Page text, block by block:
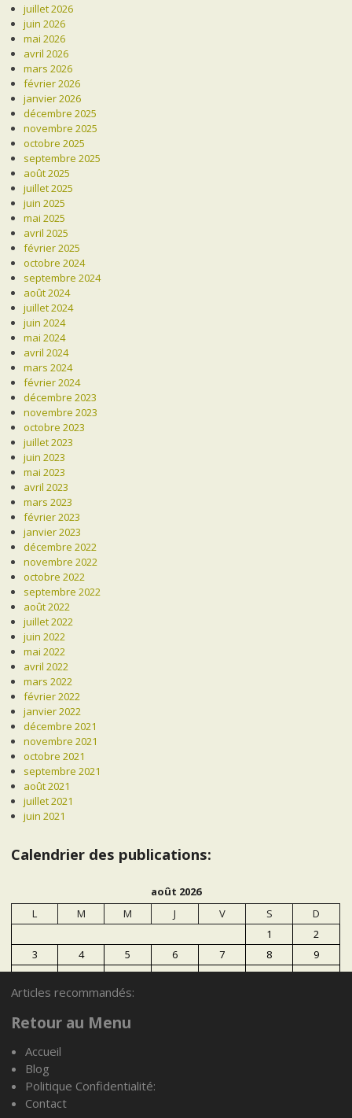
juillet 2026
juin 2026
mai 2026
avril 2026
mars 2026
février 2026
janvier 2026
décembre 2025
novembre 2025
octobre 2025
septembre 2025
août 2025
juillet 2025
juin 2025
mai 2025
avril 2025
février 2025
octobre 2024
septembre 2024
août 2024
juillet 2024
juin 2024
mai 2024
avril 2024
mars 2024
février 2024
décembre 2023
novembre 2023
octobre 2023
juillet 2023
juin 2023
mai 2023
avril 2023
mars 2023
février 2023
janvier 2023
décembre 2022
novembre 2022
octobre 2022
septembre 2022
août 2022
juillet 2022
juin 2022
mai 2022
avril 2022
mars 2022
février 2022
janvier 2022
décembre 2021
novembre 2021
octobre 2021
septembre 2021
août 2021
juillet 2021
juin 2021
Calendrier des publications:
août 2026
L
M M J V S
D
1
2
3
4 5 6 7 8
9
10
11 12 13 14 15
16
17
18 19
24
Articles recommandés:
Articles recommandés:
Retour au Menu
Accueil
Blog
Politique Confidentialité:
Contact